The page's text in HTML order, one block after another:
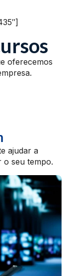
oferecemos
ajudar a
o seu tempo.